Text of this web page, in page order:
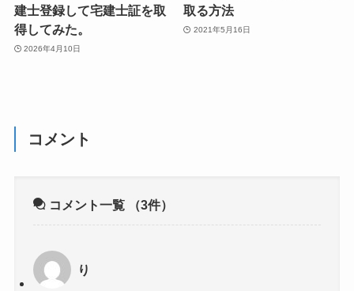
建士登録して宅建士証を取
得してみた。
2026年4月10日
取る方法
2021年5月16日
コメント
コメント一覧 （3件）
り